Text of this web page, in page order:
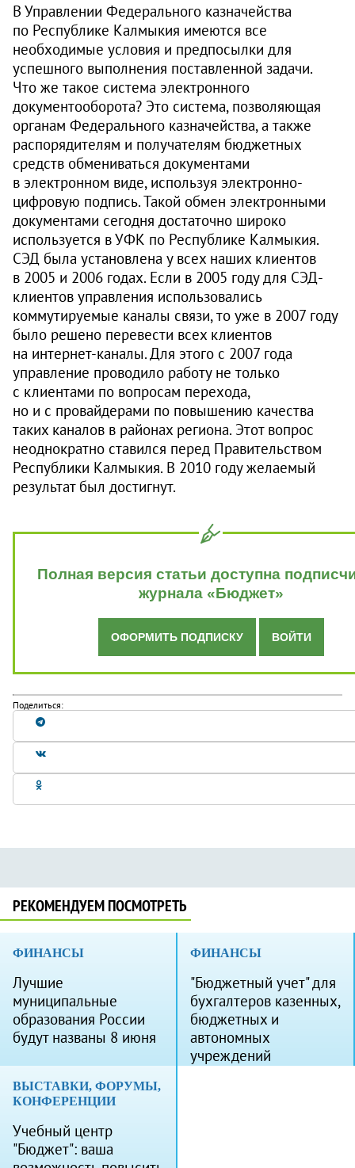
В Управлении Федерального казначейства
по Республике Калмыкия имеются все
необходимые условия и предпосылки для
успешного выполнения поставленной задачи.
Что же такое система электронного
документооборота? Это система, позволяющая
органам Федерального казначейства, а также
распорядителям и получателям бюджетных
средств обмениваться документами
в электронном виде, используя электронно-
цифровую подпись. Такой обмен электронными
документами сегодня достаточно широко
используется в УФК по Республике Калмыкия.
СЭД была установлена у всех наших клиентов
в 2005 и 2006 годах. Если в 2005 году для СЭД-
клиентов управления использовались
коммутируемые каналы связи, то уже в 2007 году
было решено перевести всех клиентов
на интернет-каналы. Для этого с 2007 года
управление проводило работу не только
с клиентами по вопросам перехода,
но и с провайдерами по повышению качества
таких каналов в районах региона. Этот вопрос
неоднократно ставился перед Правительством
Республики Калмыкия. В 2010 году желаемый
результат был достигнут.
Полная версия статьи доступна
журнала «Бюджет»
ОФОРМИТЬ ПОДПИСКУ ВОЙТИ
Поделиться:
РЕКОМЕНДУЕМ ПОСМОТРЕТЬ
ФИНАНСЫ
Лучшие
муниципальные
образования России
будут названы 8 июня
ФИНАНСЫ
"Бюджетный учет" для
бухгалтеров казенных,
бюджетных и
автономных
учреждений
ВЫСТАВКИ, ФОРУМЫ,
КОНФЕРЕНЦИИ
Учебный центр
"Бюджет": ваша